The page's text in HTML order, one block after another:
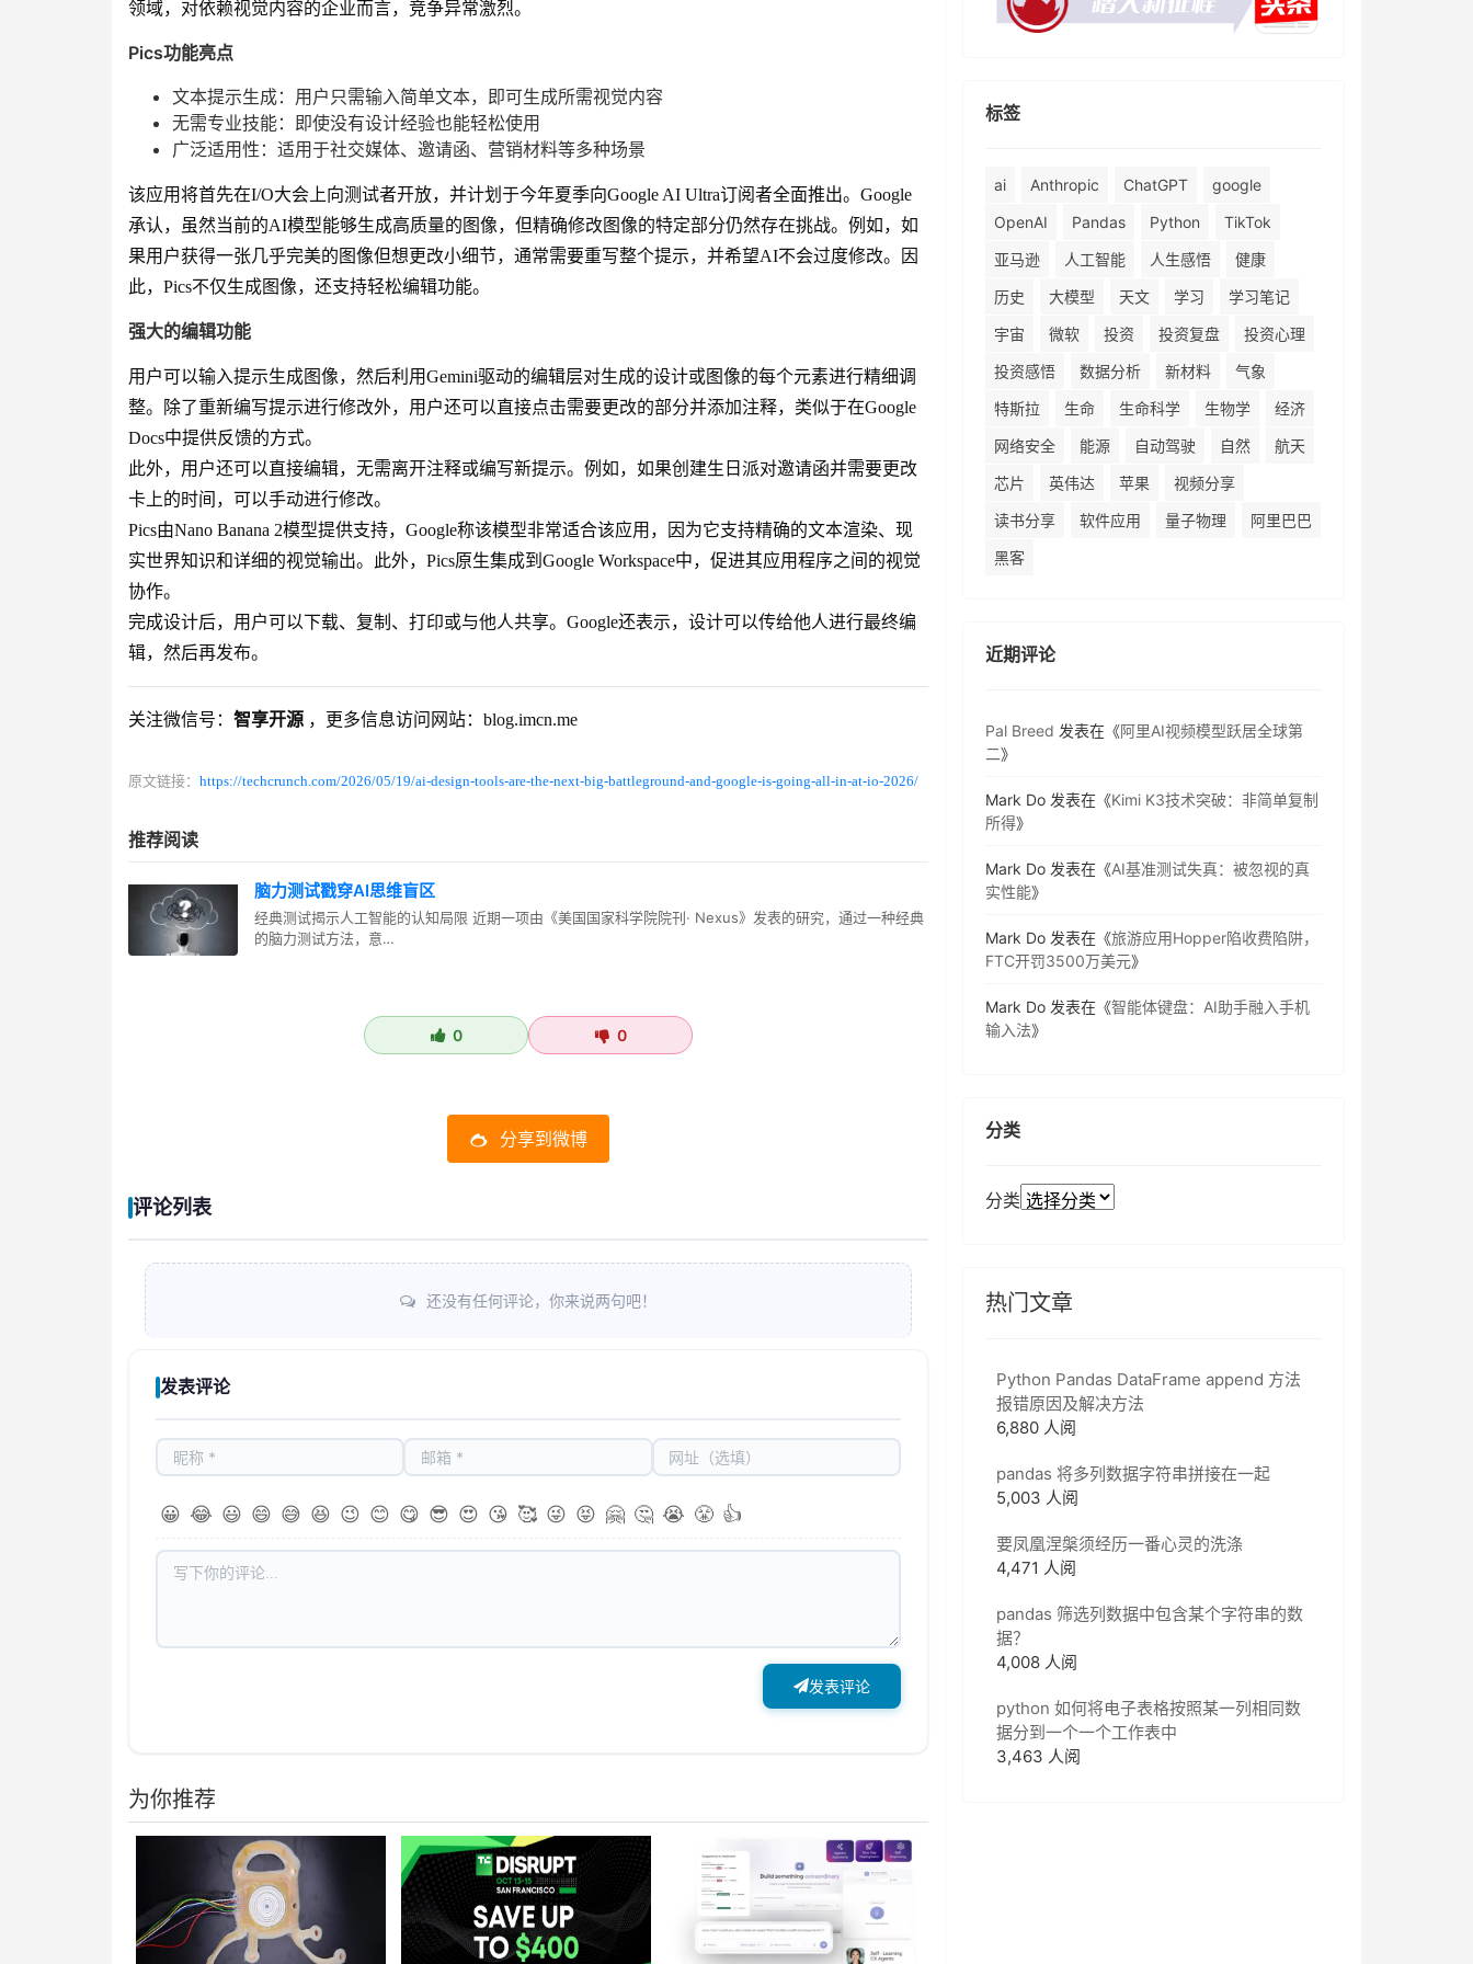
领域，对依赖视觉内容的企业而言，竞争异常激烈。
Pics功能亮点
文本提示生成：用户只需输入简单文本，即可生成所需视觉内容
无需专业技能：即使没有设计经验也能轻松使用
广泛适用性：适用于社交媒体、邀请函、营销材料等多种场景
该应用将首先在I/O大会上向测试者开放，并计划于今年夏季向Google AI Ultra订阅者全面推出。Google
承认，虽然当前的AI模型能够生成高质量的图像，但精确修改图像的特定部分仍然存在挑战。例如，如
果用户获得一张几乎完美的图像但想更改小细节，通常需要重写整个提示，并希望AI不会过度修改。因
此，Pics不仅生成图像，还支持轻松编辑功能。
强大的编辑功能
用户可以输入提示生成图像，然后利用Gemini驱动的编辑层对生成的设计或图像的每个元素进行精细调
整。除了重新编写提示进行修改外，用户还可以直接点击需要更改的部分并添加注释，类似于在Google
Docs中提供反馈的方式。
此外，用户还可以直接编辑，无需离开注释或编写新提示。例如，如果创建生日派对邀请函并需要更改
卡上的时间，可以手动进行修改。
Pics由Nano Banana 2模型提供支持，Google称该模型非常适合该应用，因为它支持精确的文本渲染、现
实世界知识和详细的视觉输出。此外，Pics原生集成到Google Workspace中，促进其应用程序之间的视觉
协作。
完成设计后，用户可以下载、复制、打印或与他人共享。Google还表示，设计可以传给他人进行最终编
辑，然后再发布。
关注微信号： 智享开源 ，更多信息访问网站：blog.imcn.me
原文链接： https://techcrunch.com/2026/05/19/ai-design-tools-are-the-next-big-battleground-and-google-is-going-all-in-at-io-2026/
推荐阅读
脑力测试戳穿AI思维盲区
经典测试揭示人工智能的认知局限 近期一项由《美国国家科学院院刊· Nexus》发表的研究，通过一种经典
的脑力测试方法，意…
0 0
分享到微博
评论列表
还没有任何评论，你来说两句吧！
发表评论
😀 😂 😃 😄 😅 😆 😉 😊 😋 😎 😍 😘 🥰 😜 😝 🤗 🤔 😭 😤 👍
发表评论
为你推荐
标签
ai Anthropic ChatGPT
google
OpenAI
Pandas Python
TikTok
亚马逊
人工智能 人生感悟
健康
历史
大模型 天文 学习
学习笔记
宇宙
微软 投资 投资复盘
投资心理
投资感悟
数据分析 新材料
气象
特斯拉
生命 生命科学 生物学
经济
网络安全
能源 自动驾驶 自然
航天
芯片
英伟达 苹果
视频分享
读书分享
软件应用 量子物理
阿里巴巴
黑客
近期评论
Pal Breed 发表在《阿里AI视频模型跃居全球第
二》
Mark Do 发表在《Kimi K3技术突破：非简单复制
所得》
Mark Do 发表在《AI基准测试失真：被忽视的真
实性能》
Mark Do 发表在《旅游应用Hopper陷收费陷阱，
FTC开罚3500万美元》
Mark Do 发表在《智能体键盘：AI助手融入手机
输入法》
分类
分类
热门文章
Python Pandas DataFrame append 方法
报错原因及解决方法
6,880 人阅
pandas 将多列数据字符串拼接在一起
5,003 人阅
要凤凰涅槃须经历一番心灵的洗涤
4,471 人阅
pandas 筛选列数据中包含某个字符串的数
据？
4,008 人阅
python 如何将电子表格按照某一列相同数
据分到一个一个工作表中
3,463 人阅